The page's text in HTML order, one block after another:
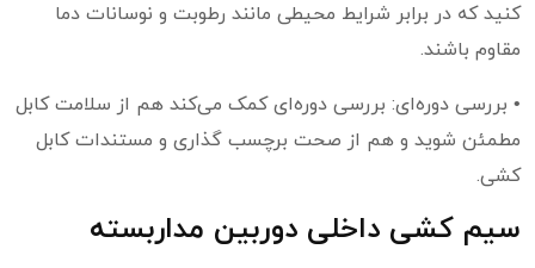
کنید که در برابر شرایط محیطی مانند رطوبت و نوسانات دما
مقاوم باشند.
• بررسی دوره‌ای: بررسی دوره‌ای کمک می‌کند هم از سلامت کابل
مطمئن شوید و هم از صحت برچسب گذاری و مستندات کابل
کشی.
سیم کشی داخلی دوربین مداربسته